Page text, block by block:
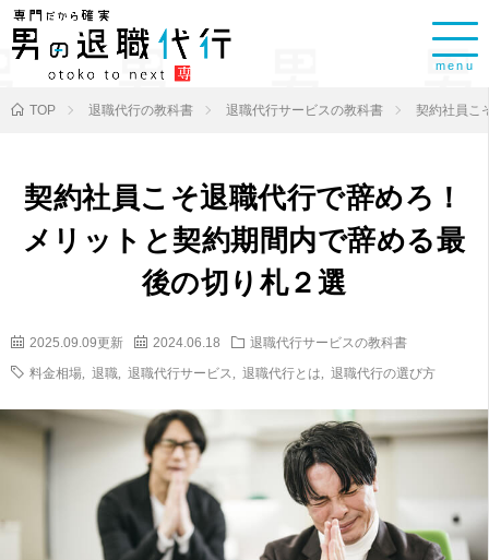
menu
TOP 退職代行の教科書 退職代行サービスの教科書 契約社員こ
契約社員こそ退職代行で辞めろ！
メリットと契約期間内で辞める最
後の切り札２選
2025.09.09更新 2024.06.18 退職代行サービスの教科書
料金相場 退職 退職代行サービス 退職代行とは 退職代行の選び方